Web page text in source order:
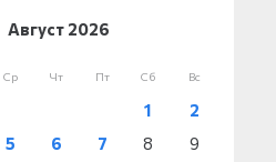
Август 2026
Ср Чт Пт Сб Вс
1
2
5 6 7 8
9